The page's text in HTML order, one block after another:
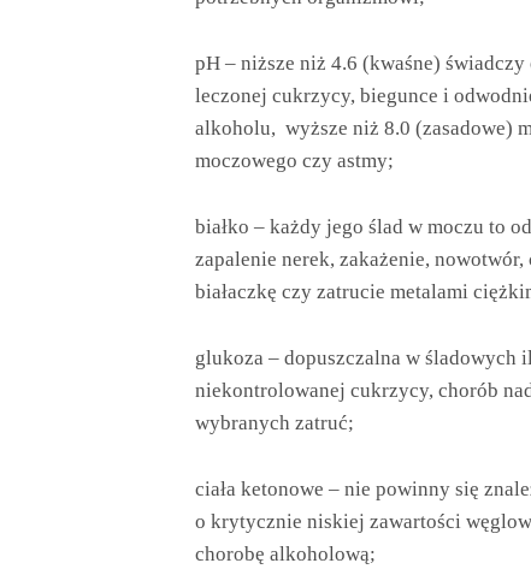
pH – niższe niż 4.6 (kwaśne) świadczy
leczonej cukrzycy, biegunce i
alkoholu, wyższe niż 8.0 (zasadowe)
moczowego czy astmy;
białko – każdy jego ślad w moczu to
zapalenie nerek, zakażenie,
białaczkę czy zatrucie metalami
glukoza – dopuszczalna w śladowych
niekontrolowanej cukrzycy, chorób
wybranych zatruć;
ciała ketonowe – nie powinny się
o krytycznie niskiej zawartości
chorobę alkoholową;